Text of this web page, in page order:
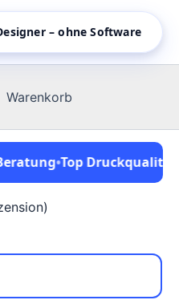
Vorlagen
Warenkorb
•Top Druckqualität seit